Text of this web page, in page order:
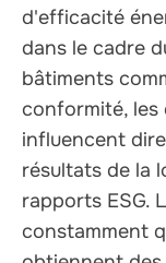
d'efficacité
dans le cadre
bâtiments
conformité, les
influencent
résultats de la
rapports ESG.
constamment